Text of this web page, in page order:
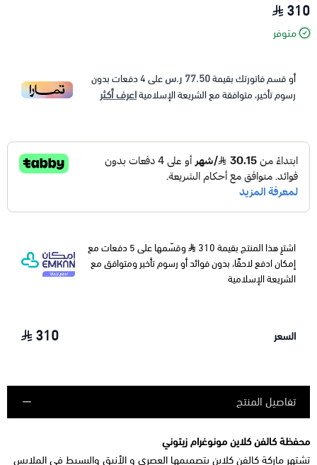
310
متوفر
أو قسم فاتورتك بقيمة77.50 ر.س على4دفعات بدون
رسوم تأخير، متوافقة مع الشريعة الإسلاميةاعرف أكثر
اشترِ هذا المنتج بقيمة 310
وقسّمها على 5 دفعات مع
إمكان ادفع لاحقًا، بدون فوائد أو رسوم تأخير ومتوافق مع
الشريعة الإسلامية
السعر 310
تفاصيل المنتج
محفظة كالفن كلاين مونوغرام زيتوني
تشتهر ماركة كالفن كلاين بتصميمها العصري و الأنيق والبسيط في الملابس